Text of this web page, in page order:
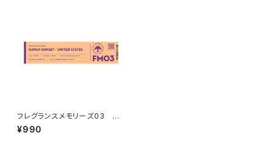
フレグランスメモリーズ03 HA
WAII SUNSET
¥990